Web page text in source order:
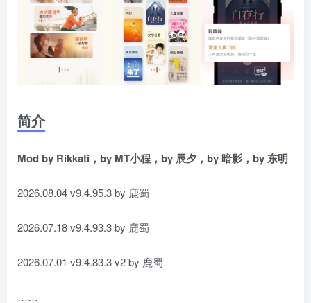
简介
Mod by Rikkati，by MT小程，by 辰夕，by 暗影，by 东明
2026.08.04 v9.4.95.3 by 鹿蜀
2026.07.18 v9.4.93.3 by 鹿蜀
2026.07.01 v9.4.83.3 v2 by 鹿蜀
……